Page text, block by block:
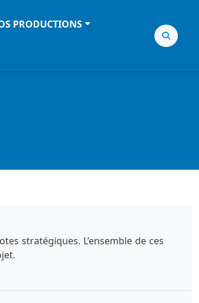
PRODUCTIONS
stratégiques. L’ensemble de ces